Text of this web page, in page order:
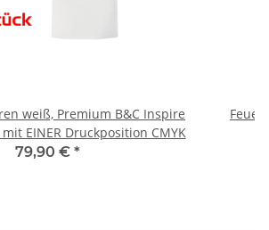
weiß, Premium B&C Inspire
EINER Druckposition CMYK
79,90 € *